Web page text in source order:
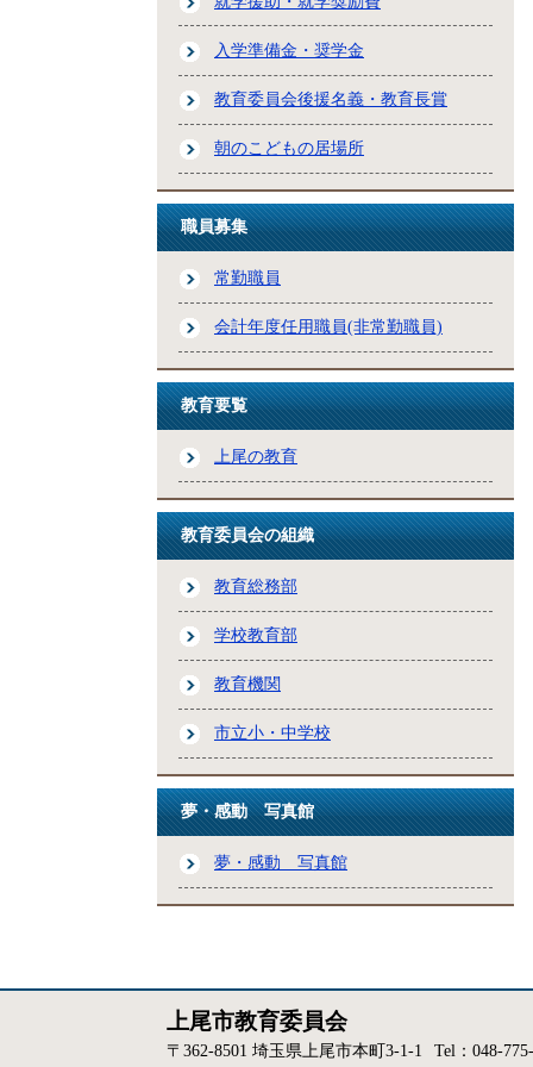
入学準備金・奨学金
教育委員会後援名義・教育長賞
朝のこどもの居場所
職員募集
常勤職員
会計年度任用職員(非常勤職員)
教育要覧
上尾の教育
教育委員会の組織
教育総務部
学校教育部
教育機関
市立小・中学校
夢・感動 写真館
夢・感動 写真館
上尾市教育委員会
〒362-8501 埼玉県上尾市本町3-1-1 Tel：048-